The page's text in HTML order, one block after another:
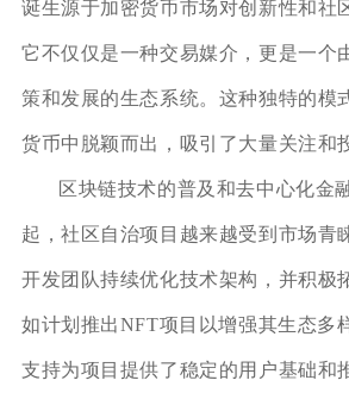
诞生源于加密货币市场对创新性和社
它不仅仅是一种交易媒介，更是一个
策和发展的生态系统。这种独特的模
货币中脱颖而出，吸引了大量关注和
区块链技术的普及和去中心化金
起，社区自治项目越来越受到市场青
开发团队持续优化技术架构，并积极
如计划推出NFT项目以增强其生态多
支持为项目提供了稳定的用户基础和